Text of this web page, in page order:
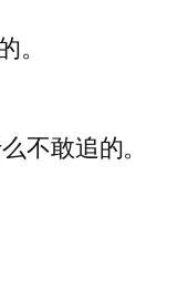
不敢追的。